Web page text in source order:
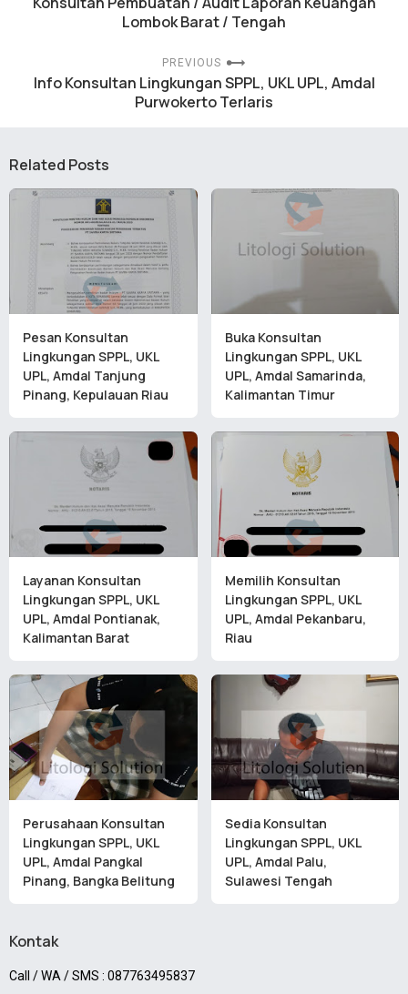
Lombok Barat / Tengah
PREVIOUS
Info Konsultan Lingkungan SPPL, UKL UPL, Amdal
Purwokerto Terlaris
Related Posts
Pesan Konsultan
Lingkungan SPPL, UKL
UPL, Amdal Tanjung
Pinang, Kepulauan Riau
Buka Konsultan
Lingkungan SPPL, UKL
UPL, Amdal Samarinda,
Kalimantan Timur
Layanan Konsultan
Lingkungan SPPL, UKL
UPL, Amdal Pontianak,
Kalimantan Barat
Memilih Konsultan
Lingkungan SPPL, UKL
UPL, Amdal Pekanbaru,
Riau
Perusahaan Konsultan
Lingkungan SPPL, UKL
UPL, Amdal Pangkal
Pinang, Bangka Belitung
Sedia Konsultan
Lingkungan SPPL, UKL
UPL, Amdal Palu,
Sulawesi Tengah
Kontak
Call / WA / SMS : 087763495837